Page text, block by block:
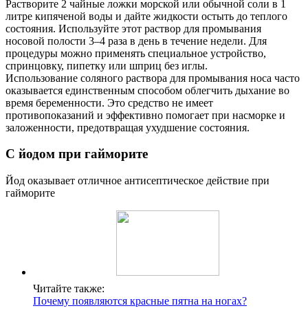
Растворите 2 чайные ложки морской или обычной соли в 1
литре кипяченой воды и дайте жидкости остыть до теплого
состояния. Используйте этот раствор для промывания
носовой полости 3–4 раза в день в течение недели. Для
процедуры можно применять специальное устройство,
спринцовку, пипетку или шприц без иглы.
Использование соляного раствора для промывания носа часто
оказывается единственным способом облегчить дыхание во
время беременности. Это средство не имеет
противопоказаний и эффективно помогает при насморке и
заложенности, предотвращая ухудшение состояния.
С йодом при гайморите
Йод оказывает отличное антисептическое действие при
гайморите
Читайте также:
Почему появляются красные пятна на ногах?